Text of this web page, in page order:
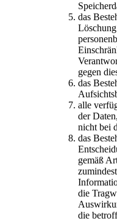
das
gegen
das
alle
der
nicht bei
das
gemäß
die
die